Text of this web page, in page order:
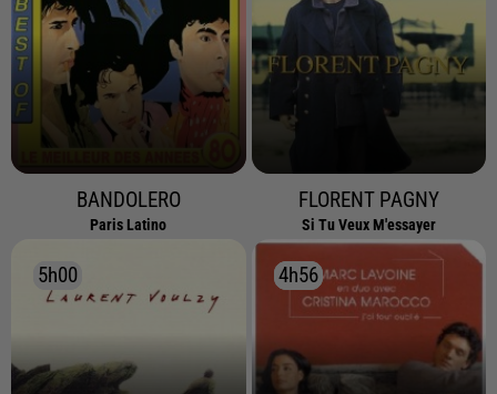
BANDOLERO
Paris Latino
FLORENT PAGNY
Si Tu Veux M'essayer
5h00
5h00 4h56
4h56